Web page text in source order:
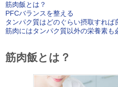
筋肉飯とは？
PFCバランスを整える
タンパク質はどのぐらい摂取すれば
筋肉にはタンパク質以外の栄養素も
筋肉飯とは？